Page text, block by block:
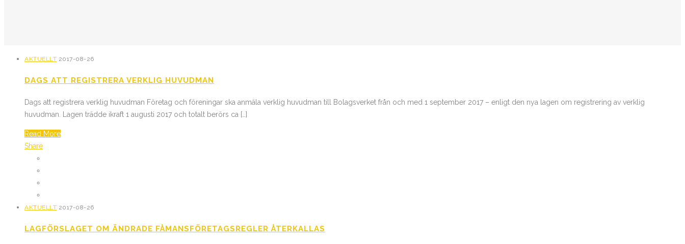
AKTUELLT 2017-08-26
DAGS ATT REGISTRERA VERKLIG HUVUDMAN
Dags att registrera verklig huvudman Företag och föreningar ska anmäla verklig huvudman till Bolagsverket från och med 1 september 2017 – enligt den nya lagen om registrering av verklig
huvudman. Lagen trädde ikraft 1 augusti 2017 och totalt berörs ca […]
Read More
Share
AKTUELLT 2017-08-26
LAGFÖRSLAGET OM ÄNDRADE FÅMANSFÖRETAGSREGLER ÅTERKALLAS